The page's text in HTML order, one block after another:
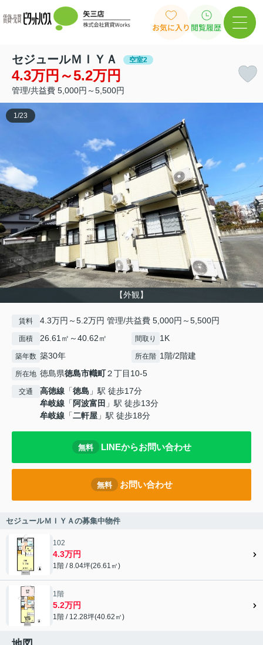
お気に入り 閲覧履歴
セジュールＭＩＹＡ 空室2
4.3万円～5.2万円
管理/共益費 5,000円～5,500円
【外観】
1/23
賃料 4.3万円～5.2万円 管理/共益費 5,000円～5,500円
面積 26.61㎡～40.62㎡ 間取り 1K
築年数 築30年 所在階 1階/2階建
所在地 徳島県徳島市幟町２丁目10-5
交通 高徳線 「徳島 」駅 徒歩17分
牟岐線 「 阿波富田 」駅 徒歩13分
牟岐線 「二軒屋 」駅 徒歩18分
無料 LINEからお問い合わせ
無料 お問い合わせ
セジュールＭＩＹＡの募集中物件
102
4.3万円
1階 / 8.04坪(26.61㎡)
1階
5.2万円
1階 / 12.28坪(40.62㎡)